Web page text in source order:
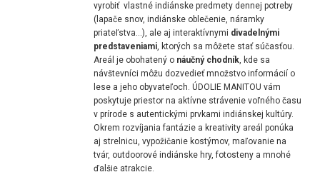
vyrobiť vlastné indiánske predmety dennej potreby
(lapače snov, indiánske oblečenie, náramky
priateľstva…), ale aj interaktívnymi divadelnými
predstaveniami, ktorých sa môžete stať súčasťou.
Areál je obohatený o náučný chodník, kde sa
návštevníci môžu dozvedieť množstvo informácií o
lese a jeho obyvateľoch. ÚDOLIE MANITOU vám
poskytuje priestor na aktívne strávenie voľného času
v prírode s autentickými prvkami indiánskej kultúry.
Okrem rozvíjania fantázie a kreativity areál ponúka
aj strelnicu, vypožičanie kostýmov, maľovanie na
tvár, outdoorové indiánske hry, fotosteny a mnohé
ďalšie atrakcie.